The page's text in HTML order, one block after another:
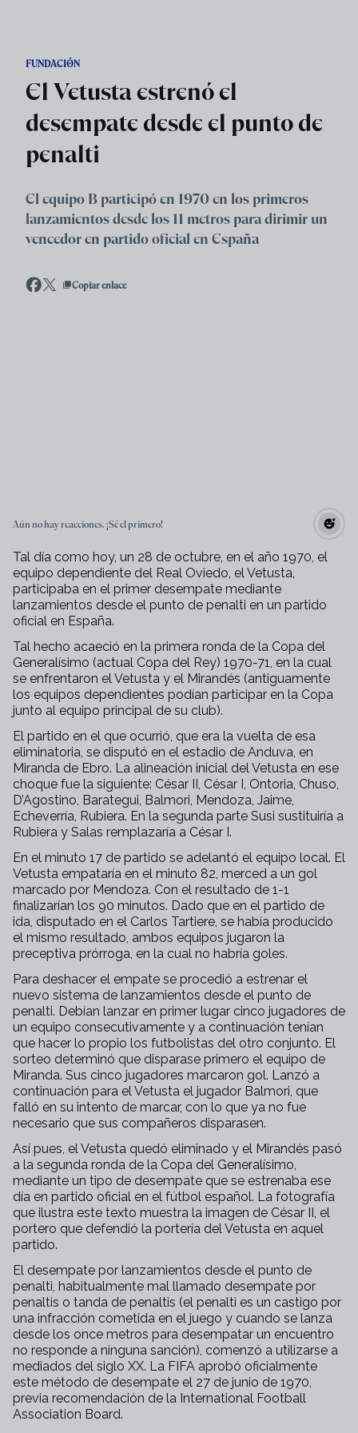
FUNDACIÓN
El Vetusta estrenó el
desempate desde el punto de
penalti
El equipo B participó en 1970 en los primeros
lanzamientos desde los 11 metros para dirimir un
vencedor en partido oficial en España
Copiar enlace
Aún no hay reacciones. ¡Sé el primero!
Tal día como hoy, un 28 de octubre, en el año 1970, el
equipo dependiente del Real Oviedo, el Vetusta,
participaba en el primer desempate mediante
lanzamientos desde el punto de penalti en un partido
oficial en España.
Tal hecho acaeció en la primera ronda de la Copa del
Generalísimo (actual Copa del Rey) 1970-71, en la cual
se enfrentaron el Vetusta y el Mirandés (antiguamente
los equipos dependientes podían participar en la Copa
junto al equipo principal de su club).
El partido en el que ocurrió, que era la vuelta de esa
eliminatoria, se disputó en el estadio de Anduva, en
Miranda de Ebro. La alineación inicial del Vetusta en ese
choque fue la siguiente: César II, César I, Ontoria, Chuso,
D’Agostino, Barategui, Balmori, Mendoza, Jaime,
Echeverría, Rubiera. En la segunda parte Susi sustituiría a
Rubiera y Salas remplazaría a César I.
En el minuto 17 de partido se adelantó el equipo local. El
Vetusta empataría en el minuto 82, merced a un gol
marcado por Mendoza. Con el resultado de 1-1
finalizarían los 90 minutos. Dado que en el partido de
ida, disputado en el Carlos Tartiere, se había producido
el mismo resultado, ambos equipos jugaron la
preceptiva prórroga, en la cual no habría goles.
Para deshacer el empate se procedió a estrenar el
nuevo sistema de lanzamientos desde el punto de
penalti. Debían lanzar en primer lugar cinco jugadores de
un equipo consecutivamente y a continuación tenían
que hacer lo propio los futbolistas del otro conjunto. El
sorteo determinó que disparase primero el equipo de
Miranda. Sus cinco jugadores marcaron gol. Lanzó a
continuación para el Vetusta el jugador Balmori, que
falló en su intento de marcar, con lo que ya no fue
necesario que sus compañeros disparasen.
Así pues, el Vetusta quedó eliminado y el Mirandés pasó
a la segunda ronda de la Copa del Generalísimo,
mediante un tipo de desempate que se estrenaba ese
día en partido oficial en el fútbol español. La fotografía
que ilustra este texto muestra la imagen de César II, el
portero que defendió la portería del Vetusta en aquel
partido.
El desempate por lanzamientos desde el punto de
penalti, habitualmente mal llamado desempate por
penaltis o tanda de penaltis (el penalti es un castigo por
una infracción cometida en el juego y cuando se lanza
desde los once metros para desempatar un encuentro
no responde a ninguna sanción), comenzó a utilizarse a
mediados del siglo XX. La FIFA aprobó oficialmente
este método de desempate el 27 de junio de 1970,
previa recomendación de la International Football
Association Board.